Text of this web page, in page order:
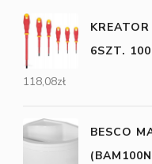
6SZT.
118,08zł
BESCO